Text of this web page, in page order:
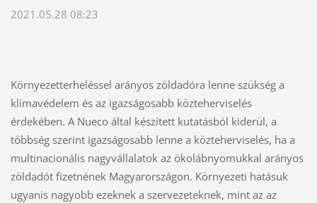
2021.05.28 08:23
Környezetterheléssel arányos zöldadóra lenne szükség a
klímavédelem és az igazságosabb közteherviselés
érdekében. A Nueco által készített kutatásból kiderül, a
többség szerint igazságosabb lenne a közteherviselés, ha a
multinacionális nagyvállalatok az ökolábnyomukkal arányos
zöldadót fizetnének Magyarországon. Környezeti hatásuk
ugyanis nagyobb ezeknek a szervezeteknek, mint az az